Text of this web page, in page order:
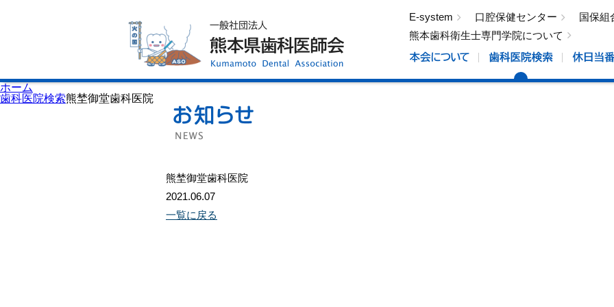
E-system 口腔保健センター
国保組
熊本歯科衛生士専門学院について
ホーム
歯科医院検索熊埜御堂歯科医院
熊埜御堂歯科医院
2021.06.07
一覧に戻る
歯科医院検索
休日当番医
イベント案内
歯の豆知識
口腔保健センター
国保組合からのお知らせ
熊本歯科衛生士専門学院
会員専用ページ
プライバシーポリシー
サイトマップ